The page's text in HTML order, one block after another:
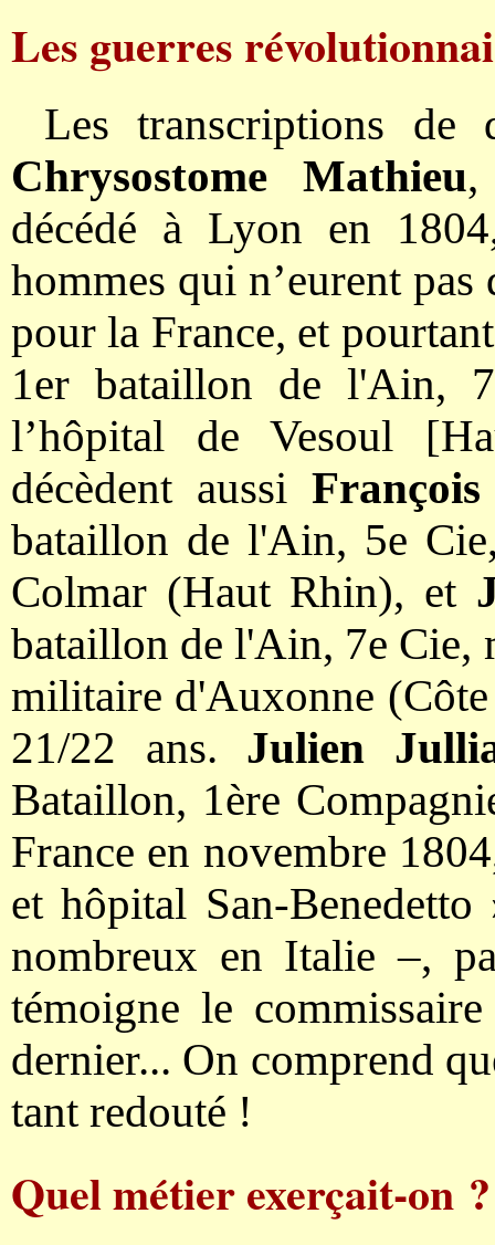
Les guerres
Les transcriptions de
Chrysostome Mathieu,
décédé à Lyon en
hommes qui n’eurent
pour la France, et
1er bataillon de l'Ain,
l’hôpital de Vesoul
décèdent aussi
bataillon de l'Ain, 5e
Colmar (Haut Rhin), et
bataillon de l'Ain, 7e Cie,
militaire d'Auxonne
21/22 ans. Julien
Bataillon, 1ère
France en novembre
et hôpital San-
nombreux en Italie –,
témoigne le
dernier... On comprend
tant redouté !
Quel métier exerçait-on ?